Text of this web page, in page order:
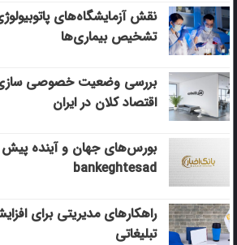
نقش آزمایشگاه‌های
تشخیص بیماری‌ها
بررسی وضعیت خصوصی سازی
اقتصاد کلان در ایران
بورس‌های جهان و آینده پیش
bankeghtesad
راهکارهای مدیریتی برای
تبلیغاتی